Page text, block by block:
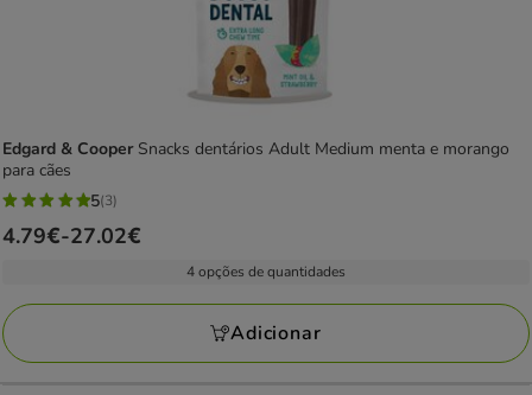
Edgard & Cooper Snacks dentários Adult Medium menta e morango
para cães
5
estrelas
avaliações
5(3)
Preço
a
27.02€
4.79€-27.02€
4 opções de quantidades
Adicionar